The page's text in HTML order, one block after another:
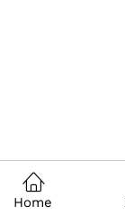
Home